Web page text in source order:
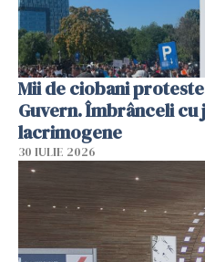
Mii de ciobani
Guvern. Îmbrânceli cu
lacrimogene
30 IULIE 2026